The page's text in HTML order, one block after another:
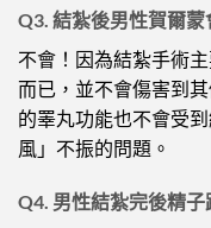
Q3. 結紮後男性賀爾蒙
不會！因為結紮手術
而已，並不會傷害到
的睪丸功能也不會受
風」不振的問題。
Q4. 男性結紮完後精子